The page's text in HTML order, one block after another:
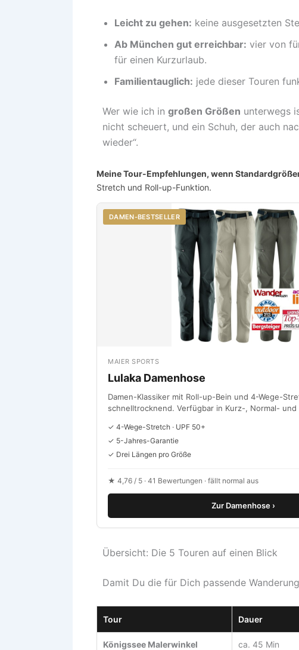
Leicht zu gehen: keine ausgesetzten
Ab München gut erreichbar: vier von
für einen Kurzurlaub.
Familientauglich: jede dieser Touren
Wer wie ich in großen Größen unterwegs
nicht scheuert, und ein Schuh, der auch
wieder“.
Meine Tour-Empfehlungen, wenn
Stretch und Roll-up-Funktion.
DAMEN-BESTSELLER
MAIER SPORTS
Lulaka Damenhose
Damen-Klassiker mit Roll-up-Bein und 4-Wege-
schnelltrocknend. Verfügbar in Kurz-, Normal- und
✓ 4-Wege-Stretch · UPF 50+
✓ 5-Jahres-Garantie
✓ Drei Längen pro Größe
★ 4,76 / 5 · 41 Bewertungen · fällt normal aus
Zur Damenhose ›
Übersicht: Die 5 Touren auf einen Blick
Damit Du die für Dich passende
Tour Dauer
Königssee Malerwinkel ca. 45 Min